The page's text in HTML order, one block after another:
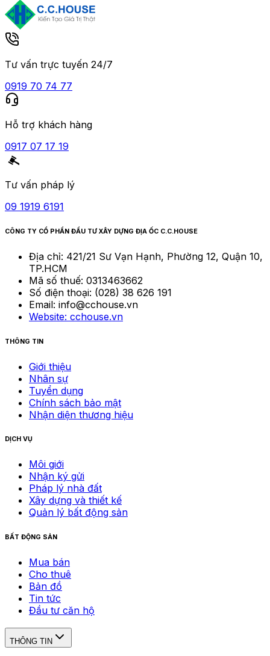
Tư vấn trực tuyến 24/7
0919 70 74 77
Hỗ trợ khách hàng
0917 07 17 19
Tư vấn pháp lý
09 1919 6191
CÔNG TY CỔ PHẦN ĐẦU TƯ XÂY DỰNG ĐỊA ỐC C.C.HOUSE
Địa chỉ: 421/21 Sư Vạn Hạnh, Phường 12, Quận 10,
TP.HCM
Mã số thuế: 0313463662
Số điện thoại: (028) 38 626 191
Email: info@cchouse.vn
Website: cchouse.vn
THÔNG TIN
Giới thiệu
Nhân sự
Tuyển dụng
Chính sách bảo mật
Nhận diện thương hiệu
DỊCH VỤ
Môi giới
Nhận ký gửi
Pháp lý nhà đất
Xây dựng và thiết kế
Quản lý bất động sản
BẤT ĐỘNG SẢN
Mua bán
Cho thuê
Bản đồ
Tin tức
Đầu tư căn hộ
THÔNG TIN